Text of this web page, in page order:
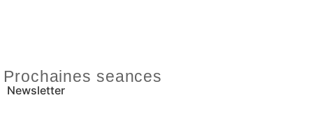
Prochaines seances
Newsletter